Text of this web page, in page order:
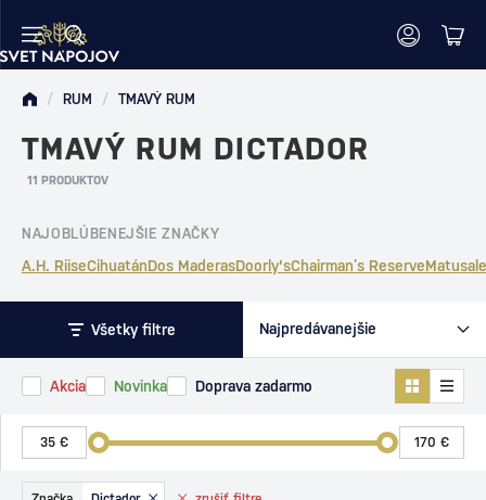
/ RUM / TMAVÝ RUM
TMAVÝ RUM DICTADOR
11 PRODUKTOV
NAJOBLÚBENEJŠIE ZNAČKY
A.H. RiiseCihuatánDos MaderasDoorly'sChairman’s Reserve
Všetky filtre
Akcia Novinka Doprava zadarmo